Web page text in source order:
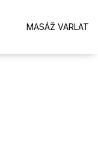
MASÁŽ VARLAT